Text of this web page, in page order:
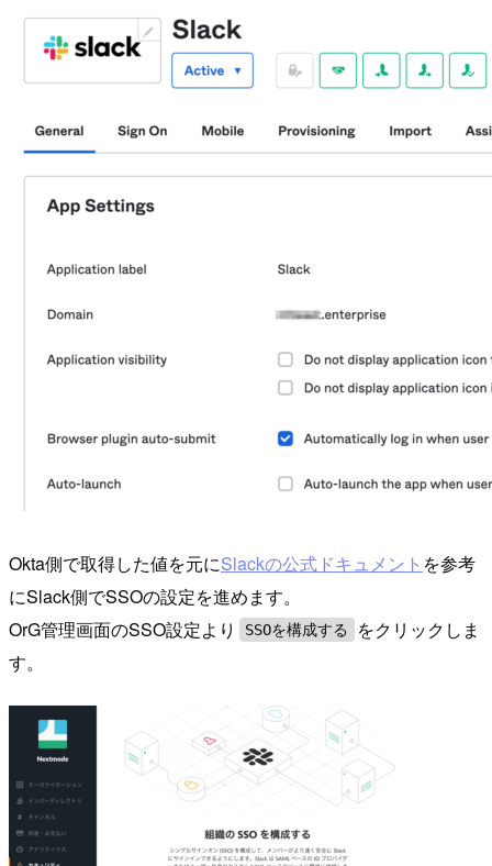
Okta側で取得した値を元にSlackの公式ドキュメント を参考
にSlack側でSSOの設定を進めます。
OrG管理画面のSSO設定より
SSOを構成する
をクリックしま
す。